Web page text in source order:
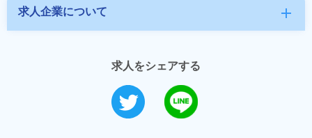
求人企業について add
求人をシェアする